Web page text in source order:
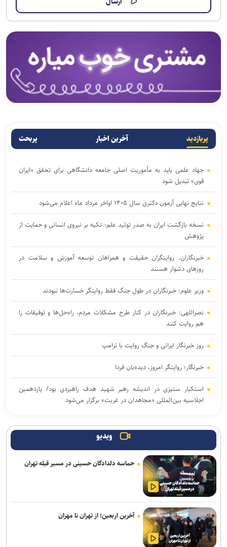
پربازدید آخرین اخبار پربحث
جهاد علمی باید به مأموریت اصلی جامعه دانشگاهی برای تحقق «ایران
قوی» تبدیل شود
نتایج نهایی آزمون دکتری سال ۱۴۰۵ اواخر مرداد ماه اعلام می‌شود
نسخه بازگشت ایران به صدر تولید علم؛ تکیه بر نیروی انسانی و حمایت از
پژوهش
خبرنگاران، روایتگران حقیقت و همراهان توسعه آموزش و سلامت در
روزهای دشوار هستند
وزیر علوم: خبرنگاران در طول جنگ فقط روایتگر خسارت‌ها نبودند
نصراللهی: خبرنگاران در کنار طرح مشکلات مردم، راه‌حل‌ها و توفیقات را
هم روایت کنند
روز خبرنگار ایرانی و جنگ روایت با ترامپ
خبرنگار؛ روایتگر امروز، دیده‌بان فردا
استکبار ستیزی در اندیشه رهبر شهید هدف راهبردی بود/ یازدهمین
اجلاسیه بین‌المللی «مجاهدان در غربت» برگزار می‌شود
است
بازطراحی زیست‌بوم فناوری و نوآوری دانشگاه‌ها
از هوش مصنوعی تا تغذیه رایگان؛ بسته تحولی جدید معاونت تربیتی و
مهارتی دانشگاه آزاد
بازنگری کامل رشته‌های عمران، صنایع و برق در دانشگاه علم و صنعت/
رشته‌های جدید جایگزین رشته‌های کم‌متقاضی می‌شوند
پیام رئیس جهاددانشگاهی به مناسبت روز خبرنگار/ تأکید بر نقش رسانه‌ها
ویدیو
حماسه دلدادگان حسینی در مسیر قبله تهران
آخرین اربعین؛ از تهران تا مهران